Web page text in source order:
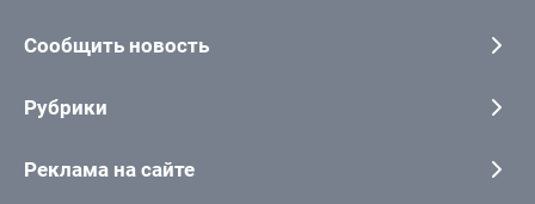
Сообщить новость
Рубрики
Реклама на сайте